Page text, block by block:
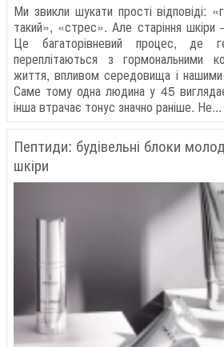
Ми звикли шукати прості відповіді:
такий», «стрес». Але старіння
Це багаторівневий процес, де
переплітаються з гормональними
життя, впливом середовища і
Саме тому одна людина у 45
інша втрачає тонус значно раніше. Не...
Пептиди: будівельні блоки
шкіри